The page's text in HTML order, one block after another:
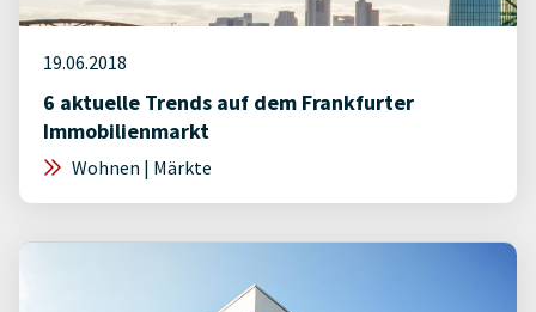
19.06.2018
6 aktuelle Trends auf dem Frankfurter
Immobilienmarkt
Wohnen | Märkte